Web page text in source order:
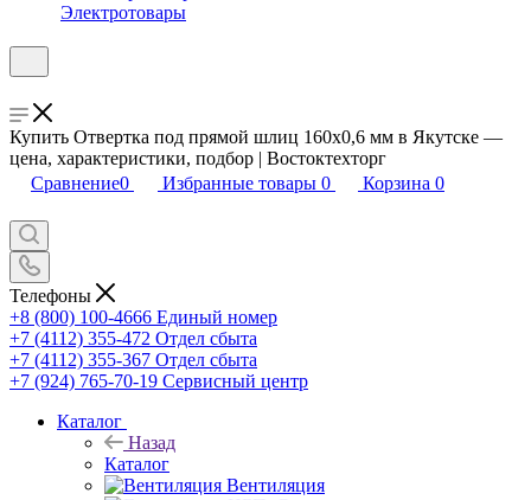
Электротовары
Купить Отвертка под прямой шлиц 160х0,6 мм в Якутске —
цена, характеристики, подбор | Востоктехторг
Сравнение0 Избранные товары 0 Корзина 0
Телефоны
+8 (800) 100-4666 Единый номер
+7 (4112) 355-472 Отдел сбыта
+7 (4112) 355-367 Отдел сбыта
+7 (924) 765-70-19 Сервисный центр
Каталог
Назад
Каталог
Вентиляция